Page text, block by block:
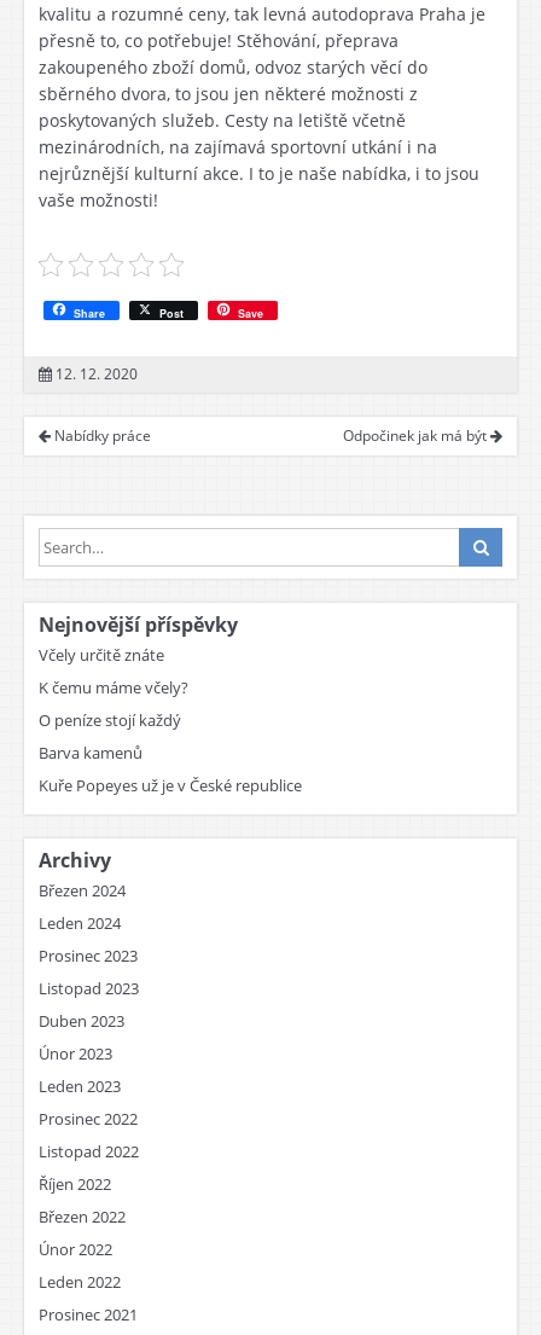
kvalitu a rozumné ceny, tak levná autodoprava Praha je
přesně to, co potřebuje! Stěhování, přeprava
zakoupeného zboží domů, odvoz starých věcí do
sběrného dvora, to jsou jen některé možnosti z
poskytovaných služeb. Cesty na letiště včetně
mezinárodních, na zajímavá sportovní utkání i na
nejrůznější kulturní akce. I to je naše nabídka, i to jsou
vaše možnosti!
Share Post Save
12. 12. 2020
Nabídky práce Odpočinek jak má být
Nejnovější příspěvky
Včely určitě znáte
K čemu máme včely?
O peníze stojí každý
Barva kamenů
Kuře Popeyes už je v České republice
Archivy
Březen 2024
Leden 2024
Prosinec 2023
Listopad 2023
Duben 2023
Únor 2023
Leden 2023
Prosinec 2022
Listopad 2022
Říjen 2022
Březen 2022
Únor 2022
Leden 2022
Prosinec 2021